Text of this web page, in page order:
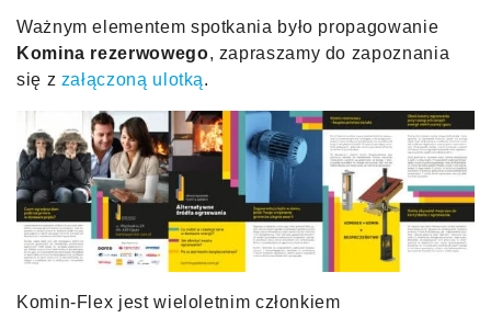
Ważnym elementem spotkania było propagowanie
Komina rezerwowego, zapraszamy do zapoznania
się z załączoną ulotką.
Komin-Flex jest wieloletnim członkiem